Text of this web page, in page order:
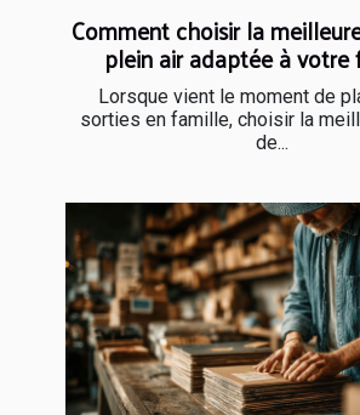
Comment choisir la
plein air adaptée à votre
Lorsque vient le moment de
sorties en famille, choisir la
de...